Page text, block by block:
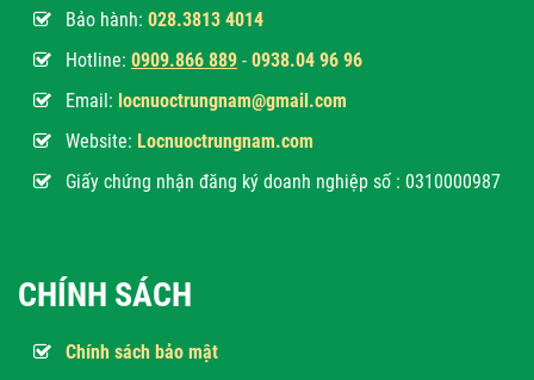
Bảo hành: 028.3813 4014
Hotline: 0909.866 889 - 0938.04 96 96
Email: locnuoctrungnam@gmail.com
Website: Locnuoctrungnam.com
Giấy chứng nhận đăng ký doanh nghiệp số : 0310000987
CHÍNH SÁCH
Chính sách bảo mật